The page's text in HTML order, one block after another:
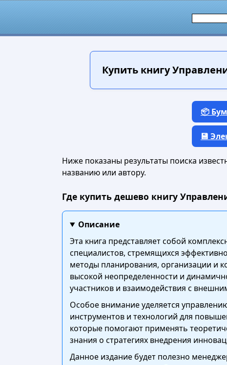
Купить книгу
📦
💾
Ниже показаны результаты поиска
названию или автору.
Где купить дешево книгу
Описание
Эта книга представляет собой
специалистов, стремящихся
методы планирования, организации и
высокой неопределенности и
участников и взаимодействия с
Особое внимание уделяется
инструментов и технологий для
которые помогают применять
знания о стратегиях внедрения
Данное издание будет полезно